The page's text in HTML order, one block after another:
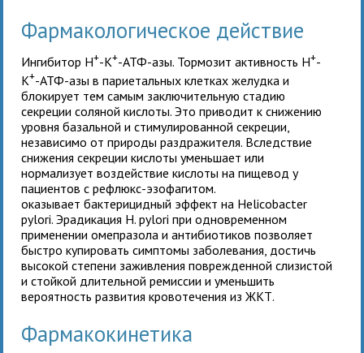
Фармакологическое действие
Ингибитор H+-K+-АТФ-азы. Тормозит активность H+-
K+-АТФ-азы в париетальных клетках желудка и
блокирует тем самым заключительную стадию
секреции соляной кислоты. Это приводит к снижению
уровня базальной и стимулированной секреции,
независимо от природы раздражителя. Вследствие
снижения секреции кислоты уменьшает или
нормализует воздействие кислоты на пищевод у
пациентов с рефлюкс-эзофагитом.
оказывает бактерицидный эффект на Helicobacter
pylori. Эрадикация H. pylori при одновременном
применении омепразола и антибиотиков позволяет
быстро купировать симптомы заболевания, достичь
высокой степени заживления поврежденной слизистой
и стойкой длительной ремиссии и уменьшить
вероятность развития кровотечения из ЖКТ.
Фармакокинетика